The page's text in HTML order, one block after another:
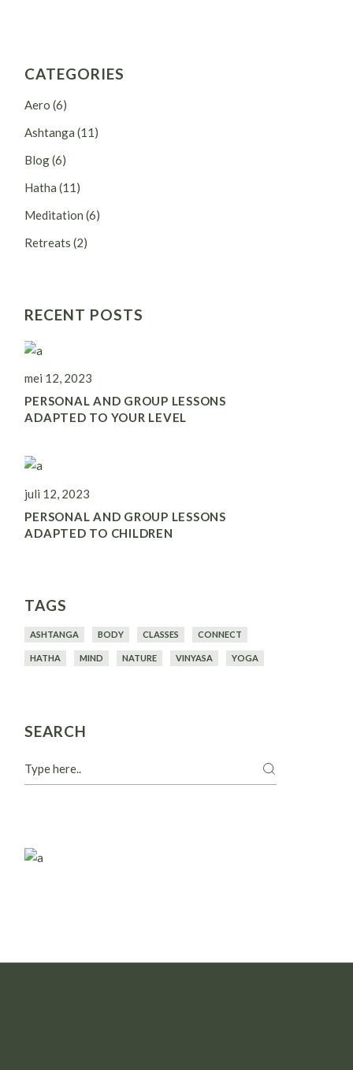
CATEGORIES
Aero (6)
Ashtanga (11)
Blog(6)
Hatha (11)
Meditation (6)
Retreats (2)
RECENT POSTS
mei 12, 2023
PERSONAL AND GROUP LESSONS
ADAPTED TO YOUR LEVEL
juli 12, 2023
PERSONAL AND GROUP LESSONS
ADAPTED TO CHILDREN
TAGS
ASHTANGA BODY CLASSES CONNECT
HATHA MIND NATURE VINYASA YOGA
SEARCH